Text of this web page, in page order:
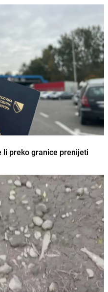
li preko granice prenijeti